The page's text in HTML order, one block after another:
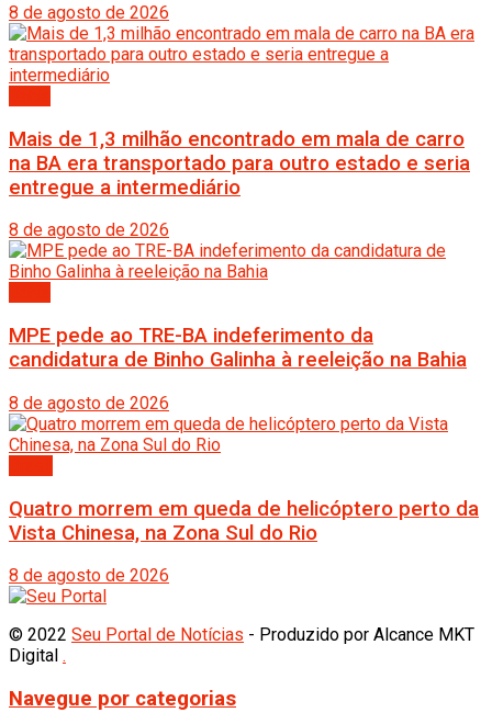
8 de agosto de 2026
Mais de 1,3 milhão encontrado em mala de carro
na BA era transportado para outro estado e seria
entregue a intermediário
8 de agosto de 2026
MPE pede ao TRE-BA indeferimento da
candidatura de Binho Galinha à reeleição na Bahia
8 de agosto de 2026
Quatro morrem em queda de helicóptero perto da
Vista Chinesa, na Zona Sul do Rio
8 de agosto de 2026
© 2022 Seu Portal de Notícias - Produzido por Alcance MKT
Digital .
Navegue por categorias